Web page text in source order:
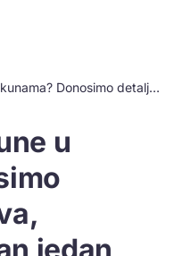
Kako platiti račune u kunama? Donosimo detaljna uputstva, posebno je važan jedan datum
u